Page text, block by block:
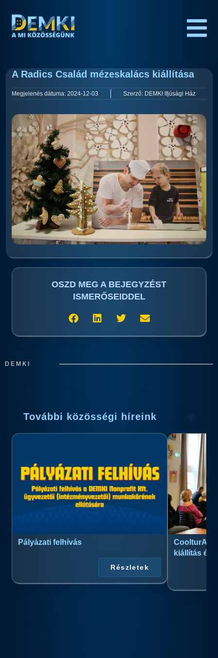
A Radics Család mézeskalács kiállítása
Megjelenés dátuma: 2024-12-03 Szerző: DEMKI Ifjúsági Ház
OSZD MEG A BEJEGYZÉST
ISMERŐSEIDDEL
DEMKI
További közösségi híreink
Pályázati felhívás
Részletek
kiállítás és